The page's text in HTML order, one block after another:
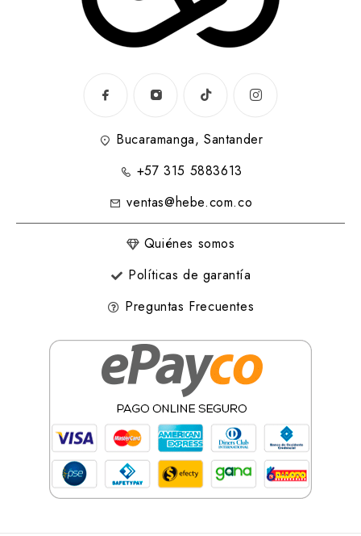
Bucaramanga, Santander
+57 315 5883613
ventas@hebe.com.co
Quiénes somos
Políticas de garantía
Preguntas Frecuentes